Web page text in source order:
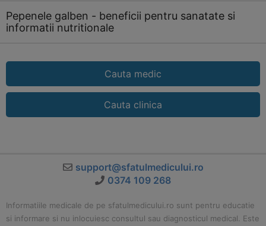
Pepenele galben - beneficii pentru sanatate si
informatii nutritionale
Cauta medic
Cauta clinica
support@sfatulmedicului.ro
0374 109 268
Informatiile medicale de pe sfatulmedicului.ro sunt pentru educatie
si informare si nu inlocuiesc consultul sau diagnosticul medical. Este